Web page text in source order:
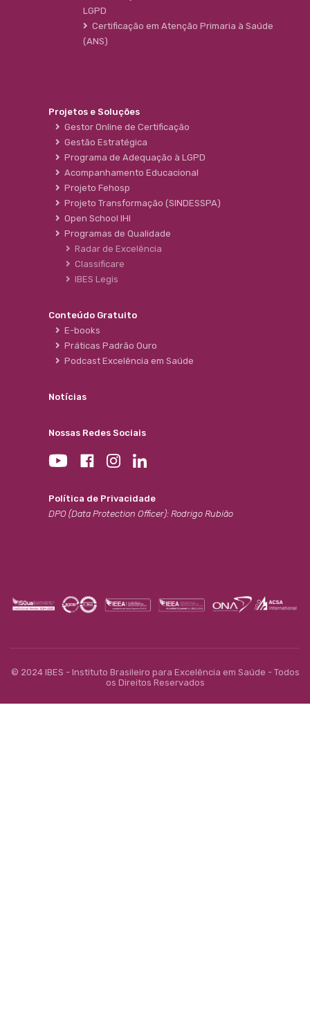
LGPD
Certificação em Atenção Primaria à Saúde
(ANS)
Projetos e Soluções
Gestor Online de Certificação
Gestão Estratégica
Programa de Adequação à LGPD
Acompanhamento Educacional
Projeto Fehosp
Projeto Transformação (SINDESSPA)
Open School IHI
Programas de Qualidade
Radar de Excelência
Classificare
IBES Legis
Conteúdo Gratuito
E-books
Práticas Padrão Ouro
Podcast Excelência em Saúde
Notícias
Nossas Redes Sociais
Política de Privacidade
DPO (Data Protection Officer): Rodrigo Rubião
© 2024 IBES - Instituto Brasileiro para Excelência em Saúde - Todos
os Direitos Reservados